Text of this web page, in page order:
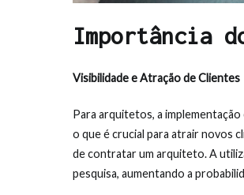
Importância
Visibilidade e Atração de Clientes
Para arquitetos, a
o que é crucial para atrair novos
de contratar um arquiteto. A
pesquisa, aumentando a